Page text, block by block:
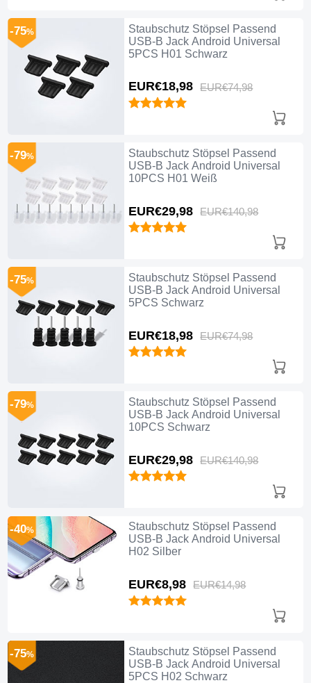
Staubschutz Stöpsel Passend
USB-B Jack Android Universal
5PCS H01 Schwarz
EUR€18,98 EUR€74,98
-75%
Staubschutz Stöpsel Passend
USB-B Jack Android Universal
10PCS H01 Weiß
EUR€29,98 EUR€140,98
-79%
Staubschutz Stöpsel Passend
USB-B Jack Android Universal
5PCS Schwarz
EUR€18,98 EUR€74,98
-75%
Staubschutz Stöpsel Passend
USB-B Jack Android Universal
10PCS Schwarz
EUR€29,98 EUR€140,98
-79%
Staubschutz Stöpsel Passend
USB-B Jack Android Universal
H02 Silber
EUR€8,98 EUR€14,98
-40%
Staubschutz Stöpsel Passend
USB-B Jack Android Universal
5PCS H02 Schwarz
-75%